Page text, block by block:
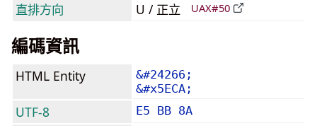
直排方向 U / 正立 UAX#50
編碼資訊
HTML Entity
&#24266;
&#x5ECA;
UTF-8 E5 BB 8A